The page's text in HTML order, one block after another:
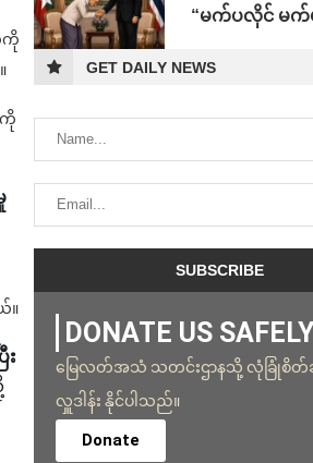
ကို
ကို
။
း
⁨“မက်ပလိုင် မက်
GET DAILY NEWS
DONATE US SAFELY
မြေလတ်အသံ သတင်းဌာနသို့ လုံခြုံစိတ်ခ
လှူဒါန်း နိုင်ပါသည်။
Donate